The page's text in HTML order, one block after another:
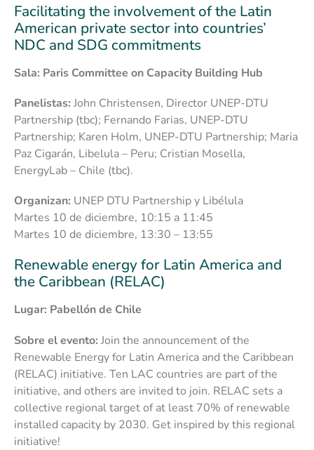
Facilitating the involvement of the Latin
American private sector into countries’
NDC and SDG commitments
Sala: Paris Committee on Capacity Building Hub
Panelistas: John Christensen, Director UNEP-DTU
Partnership (tbc); Fernando Farias, UNEP-DTU
Partnership; Karen Holm, UNEP-DTU Partnership; Maria
Paz Cigarán, Libelula – Peru; Cristian Mosella,
EnergyLab – Chile (tbc).
Organizan: UNEP DTU Partnership y Libélula
Martes 10 de diciembre, 10:15 a 11:45
Martes 10 de diciembre, 13:30 – 13:55
Renewable energy for Latin America and
the Caribbean (RELAC)
Lugar: Pabellón de Chile
Sobre el evento: Join the announcement of the
Renewable Energy for Latin America and the Caribbean
(RELAC) initiative. Ten LAC countries are part of the
initiative, and others are invited to join. RELAC sets a
collective regional target of at least 70% of renewable
installed capacity by 2030. Get inspired by this regional
initiative!